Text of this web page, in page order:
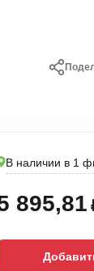
В наличии в 1
895,81